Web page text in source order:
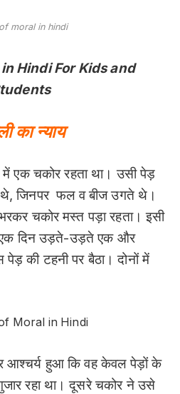
moral in hindi
Hindi For Kids and
का न्याय
एक चकोर रहता था। उसी पेड़
जिनपर फल व बीज उगते थे।
चकोर मस्त पड़ा रहता। इसी
एक दिन उड़ते-उड़ते एक और
की टहनी पर बैठा। दोनों में
आश्चर्य हुआ कि वह केवल पेड़ों के
रहा था। दूसरे चकोर ने उसे